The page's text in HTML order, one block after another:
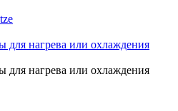
для нагрева или охлаждения
для нагрева или охлаждения